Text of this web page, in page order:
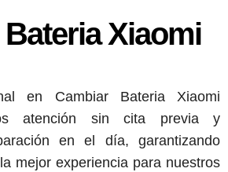
Xiaomi
en Cambiar Bateria Xiaomi
atención sin cita previa y
en el día, garantizando
mejor experiencia para nuestros